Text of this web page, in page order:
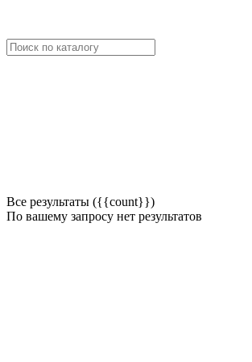
Все результаты ({{count}})
По вашему запросу нет результатов